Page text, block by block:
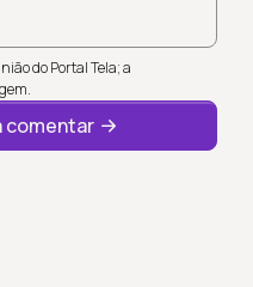
do Portal Tela; a
comentar